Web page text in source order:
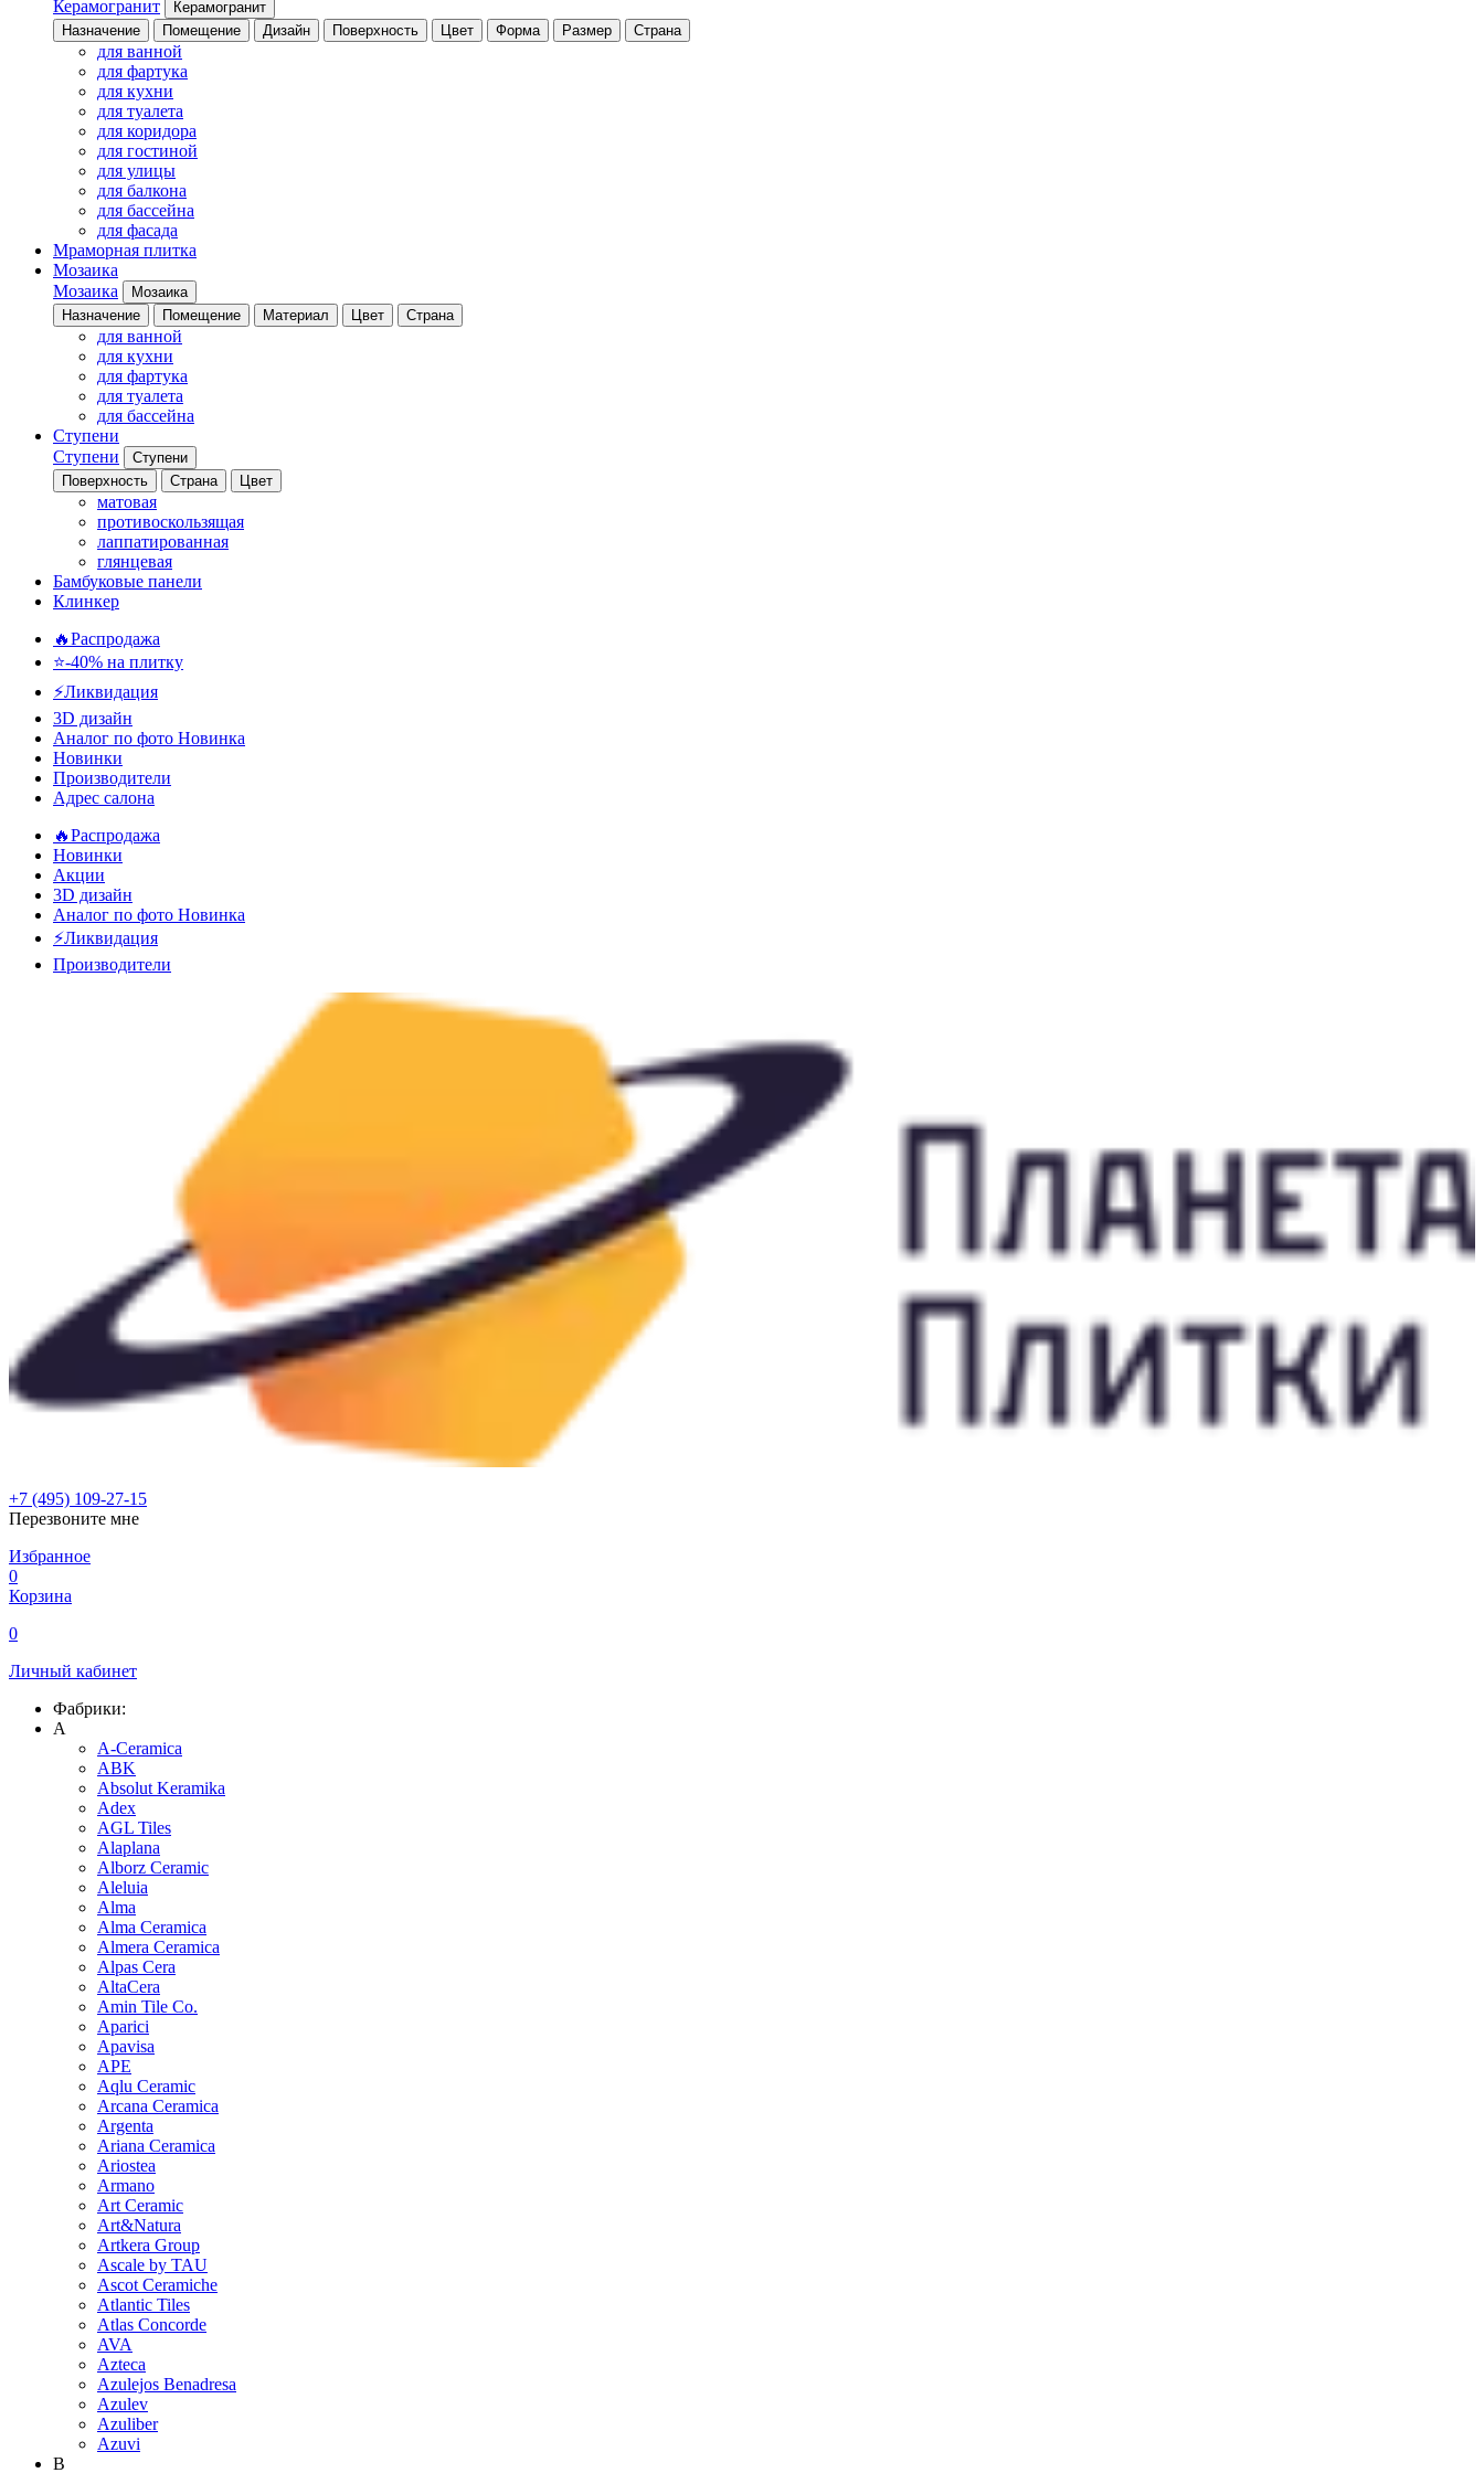
Керамогранит
Керамогранит
Назначение
Помещение Дизайн Поверхность Цвет Форма Размер Страна
для ванной
для фартука
для кухни
для туалета
для коридора
для гостиной
для улицы
для балкона
для бассейна
для фасада
Мраморная плитка
Мозаика
Мозаика
Мозаика
Назначение
Помещение Материал Цвет Страна
для ванной
для кухни
для фартука
для туалета
для бассейна
Ступени
Ступени
Ступени
Поверхность
Страна Цвет
матовая
противоскользящая
лаппатированная
глянцевая
Бамбуковые панели
Клинкер
🔥Распродажа
⭐-40% на плитку
⚡️Ликвидация
3D дизайн
Аналог по фото Новинка
Новинки
Производители
Адрес салона
🔥Распродажа
Новинки
Акции
3D дизайн
Аналог по фото Новинка
⚡Ликвидация
Производители
+7 (495) 109-27-15
Перезвоните мне
Избранное
0
Корзина
0
Личный кабинет
Фабрики:
A
A-Ceramica
ABK
Absolut Keramika
Adex
AGL Tiles
Alaplana
Alborz Ceramic
Aleluia
Alma
Alma Ceramica
Almera Ceramica
Alpas Cera
AltaCera
Amin Tile Co.
Aparici
Apavisa
APE
Aqlu Ceramic
Arcana Ceramica
Argenta
Ariana Ceramica
Ariostea
Armano
Art Ceramic
Art&Natura
Artkera Group
Ascale by TAU
Ascot Ceramiche
Atlantic Tiles
Atlas Concorde
AVA
Azteca
Azulejos Benadresa
Azulev
Azuliber
Azuvi
B